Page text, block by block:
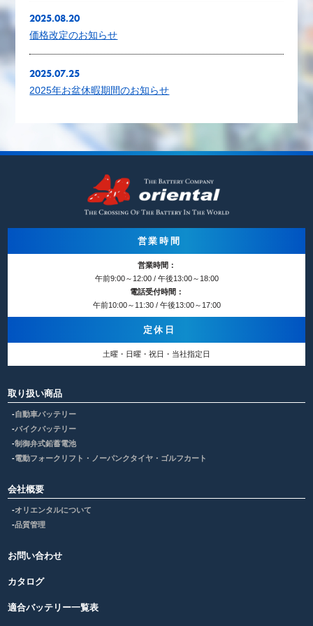
2025.08.20
価格改定のお知らせ
2025.07.25
2025年お盆休暇期間のお知らせ
営業時間
営業時間：
午前9:00～12:00 / 午後13:00～18:00
電話受付時間：
午前10:00～11:30 / 午後13:00～17:00
定休日
土曜・日曜・祝日・当社指定日
取り扱い商品
自動車バッテリー
バイクバッテリー
制御弁式鉛蓄電池
電動フォークリフト・ノーパンクタイヤ・ゴルフカート
会社概要
オリエンタルについて
品質管理
お問い合わせ
カタログ
適合バッテリー一覧表